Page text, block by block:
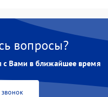
вопросы?
с Вами в ближайшее время
звонок